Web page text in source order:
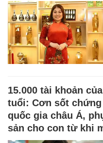
15.000 tài khoản
tuổi: Cơn sốt
quốc gia châu Á,
sản cho con từ khi